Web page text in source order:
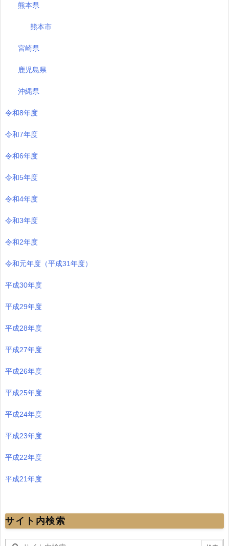
熊本県
熊本市
宮崎県
鹿児島県
沖縄県
令和8年度
令和7年度
令和6年度
令和5年度
令和4年度
令和3年度
令和2年度
令和元年度（平成31年度）
平成30年度
平成29年度
平成28年度
平成27年度
平成26年度
平成25年度
平成24年度
平成23年度
平成22年度
平成21年度
サイト内検索